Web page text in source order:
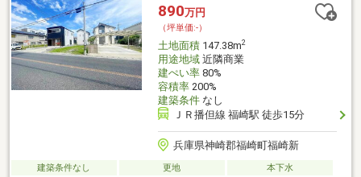
890万円
（坪単価:-）
土地面積147.38m2
用途地域近隣商業
建ぺい率80%
容積率200%
建築条件なし
ＪＲ播但線 福崎駅 徒歩15分
兵庫県神崎郡福崎町福崎新
建築条件なし 更地 本下水